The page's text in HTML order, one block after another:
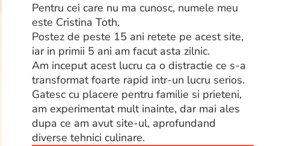
Pentru cei care nu ma cunosc, numele meu
este Cristina Toth.
Postez de peste 15 ani retete pe acest site,
iar in primii 5 ani am facut asta zilnic.
Am inceput acest lucru ca o distractie ce s-a
transformat foarte rapid intr-un lucru serios.
Gatesc cu placere pentru familie si prieteni,
am experimentat mult inainte, dar mai ales
dupa ce am avut site-ul, aprofundand
diverse tehnici culinare.